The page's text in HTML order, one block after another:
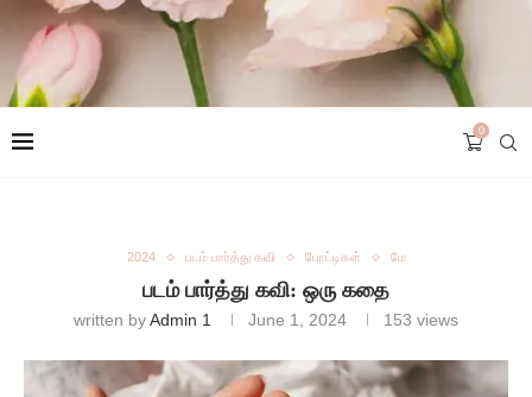
0
2024 படம் பார்த்து கவி போட்டிகள் மே
படம் பார்த்து கவி: ஒரு கதை
written byAdmin 1 June 1, 2024 153 views